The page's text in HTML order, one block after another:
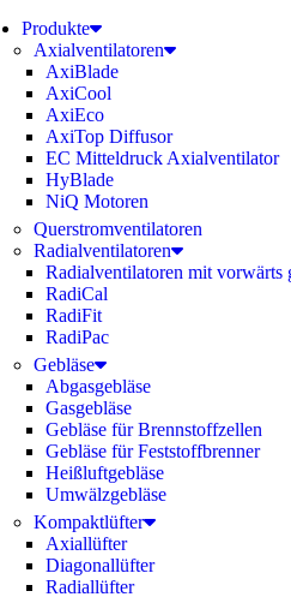
Produkte
Axialventilatoren
AxiBlade
AxiCool
AxiEco
AxiTop Diffusor
EC Mitteldruck Axialventilator
HyBlade
NiQ Motoren
Querstromventilatoren
Radialventilatoren
Radialventilatoren mit vorwärts
RadiCal
RadiFit
RadiPac
Gebläse
Abgasgebläse
Gasgebläse
Gebläse für Brennstoffzellen
Gebläse für Feststoffbrenner
Heißluftgebläse
Umwälzgebläse
Kompaktlüfter
Axiallüfter
Diagonallüfter
Radiallüfter